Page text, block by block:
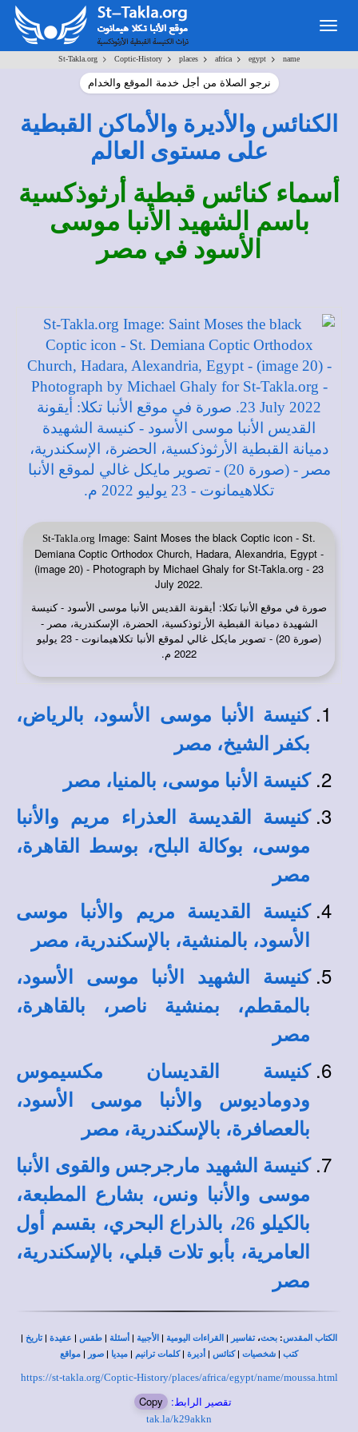
St-Takla.org > Coptic-History > places > africa > egypt > name
نرجو الصلاة من أجل خدمة الموقع والخدام
الكنائس والأديرة والأماكن القبطية
على مستوى العالم
أسماء كنائس قبطية أرثوذكسية
باسم الشهيد الأنبا موسى
الأسود في مصر
St-Takla.org Image: Saint Moses the black Coptic icon - St.
Demiana Coptic Orthodox Church, Hadara, Alexandria, Egypt -
(image 20) - Photograph by Michael Ghaly for St-Takla.org - 23
July 2022.
صورة في موقع الأنبا تكلا: أيقونة القديس الأنبا موسى الأسود - كنيسة
الشهيدة دميانة القبطية الأرثوذكسية، الحضرة، الإسكندرية، مصر -
(صورة 20) - تصوير مايكل غالي لموقع الأنبا تكلاهيمانوت - 23 يوليو
2022 م.
كنيسة الأنبا موسى الأسود، بالرياض،
بكفر الشيخ، مصر
كنيسة الأنبا موسى، بالمنيا، مصر
كنيسة القديسة العذراء مريم والأنبا
موسى، بوكالة البلح، بوسط القاهرة،
مصر
كنيسة القديسة مريم والأنبا موسى
الأسود، بالمنشية، بالإسكندرية، مصر
كنيسة الشهيد الأنبا موسى الأسود،
بالمقطم، بمنشية ناصر، بالقاهرة،
مصر
كنيسة القديسان مكسيموس
ودوماديوس والأنبا موسى الأسود،
بالعصافرة، بالإسكندرية، مصر
كنيسة الشهيد مارجرجس والقوى الأنبا
موسى والأنبا ونس، بشارع المطبعة،
بالكيلو 26، بالذراع البحري، بقسم أول
العامرية، بأبو تلات قبلي، بالإسكندرية،
مصر
الكتاب المقدس: بحث،تفاسير | القراءات اليومية | الأجبية | أسئلة | طقس | عقيدة |تاريخ |
كتب | شخصيات |كنائس | أديرة |كلمات ترانيم | ميديا | صور | مواقع
https://st-takla.org/Coptic-History/places/africa/egypt/name/moussa.html
تقصير الرابط: Copy
tak.la/k29akkn